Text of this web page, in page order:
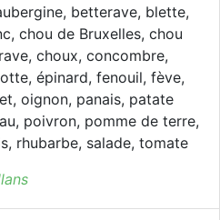
betterave, blette,
chou de Bruxelles, chou
choux, concombre,
épinard, fenouil, fève,
oignon, panais, patate
poivron, pomme de terre,
rhubarbe, salade, tomate